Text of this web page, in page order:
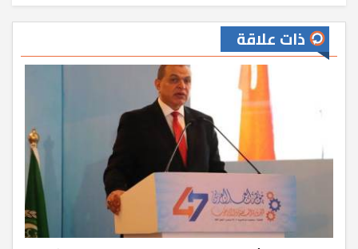
ذات علاقة